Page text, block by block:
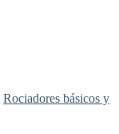
Rociadores básicos y